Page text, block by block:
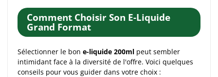
Comment Choisir Son E-Liquide
Grand Format
Sélectionner le bon e-liquide 200ml peut sembler
intimidant face à la diversité de l'offre. Voici quelques
conseils pour vous guider dans votre choix :